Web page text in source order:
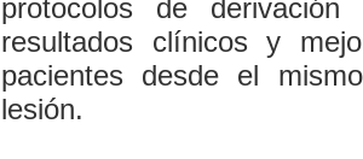
protocolos de
resultados clínicos y
pacientes desde el
lesión.